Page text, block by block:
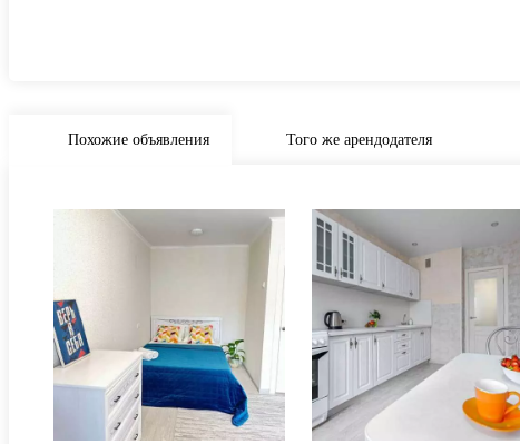
Похожие объявления Того же арендодателя